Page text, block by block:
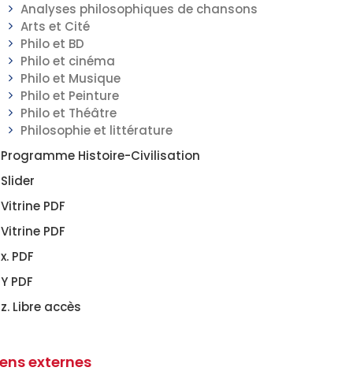
Analyses philosophiques de chansons
Arts et Cité
Philo et BD
Philo et cinéma
Philo et Musique
Philo et Peinture
Philo et Théâtre
Philosophie et littérature
Programme Histoire-Civilisation
Slider
Vitrine PDF
Vitrine PDF
x. PDF
Y PDF
z. Libre accès
externes